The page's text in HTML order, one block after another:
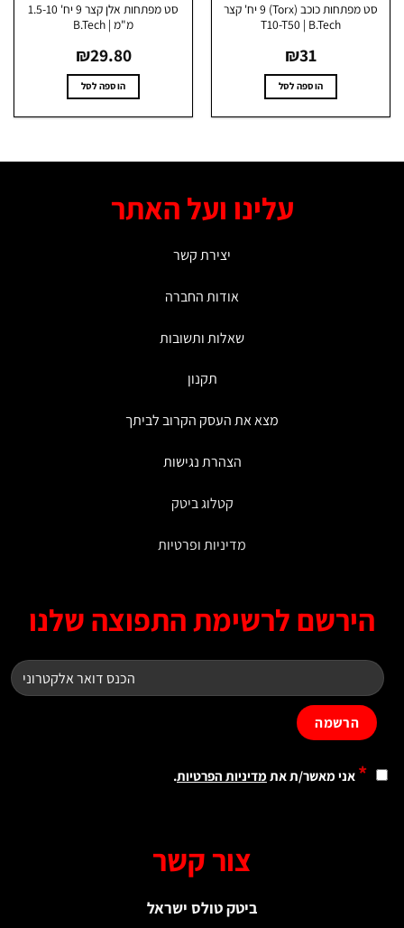
סט מפתחות כוכב (Torx) 9 יח' קצר
T10-T50 | B.Tech
הוספה לסל
סט מפתחות אלן קצר 9 יח' 1.5-10
₪29.80
הוספה לסל
עלינו ועל האתר
יצירת קשר
אודות החברה
שאלות ותשובות
מצא את העסק הקרוב לביתך
הצהרת נגישות
קטלוג ביטק
מדיניות ופרטיות
לרשימת התפוצה שלנו
אני מאשר/ת אתמדיניות הפרטיות.
צור קשר
ביטק טולס ישראל